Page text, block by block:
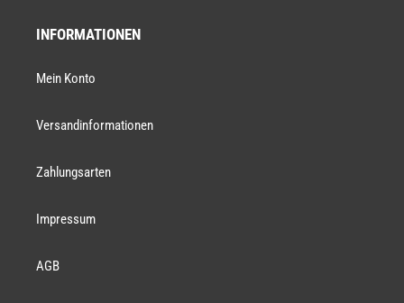
INFORMATIONEN
Mein Konto
Versandinformationen
Zahlungsarten
Impressum
AGB